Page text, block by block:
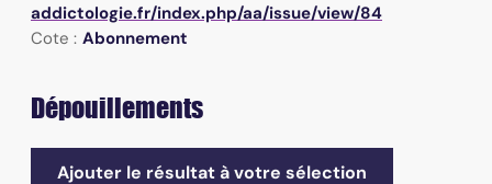
addictologie.fr/index.php/aa/issue/view/84
Cote : Abonnement
Dépouillements
Ajouter le résultat à votre sélection